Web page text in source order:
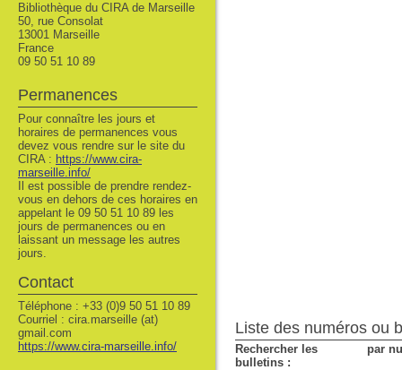
Liste des numéros ou
Rechercher les
bulletins :
par
Bibliothèque du CIRA de Marseille
50, rue Consolat
13001 Marseille
France
09 50 51 10 89
Permanences
Pour connaître les jours et
horaires de permanences vous
devez vous rendre sur le site du
CIRA : https://www.cira-
marseille.info/
Il est possible de prendre rendez-
vous en dehors de ces horaires en
appelant le 09 50 51 10 89 les
jours de permanences ou en
laissant un message les autres
jours.
Contact
Téléphone : +33 (0)9 50 51 10 89
Courriel : cira.marseille (at)
gmail.com
https://www.cira-marseille.info/